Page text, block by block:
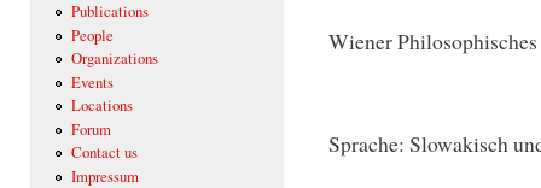
Publications
People
Organizations
Events
Locations
Forum
Contact us
Impressum
Wiener
Sprache: Slowakisch